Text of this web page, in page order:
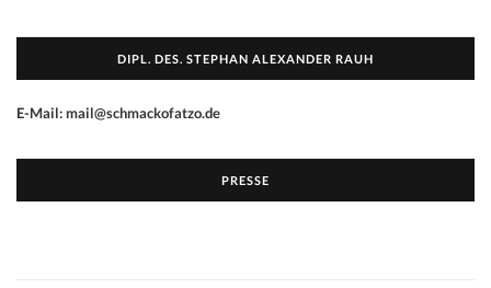
DIPL. DES. STEPHAN ALEXANDER RAUH
E-Mail: mail@schmackofatzo.de
PRESSE